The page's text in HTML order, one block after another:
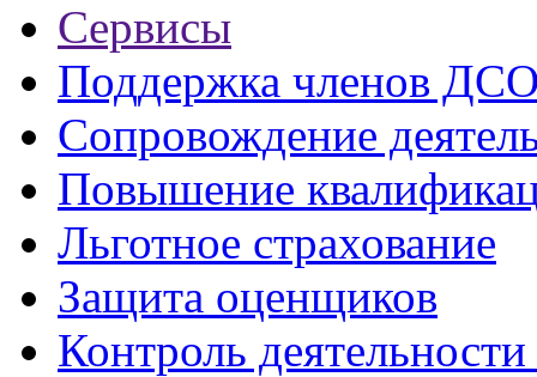
Сервисы
Поддержка членов
Сопровождение
Повышение
Льготное страхование
Защита оценщиков
Контроль